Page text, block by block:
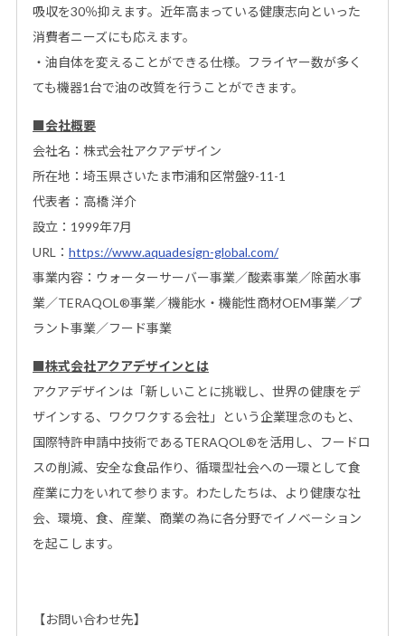
吸収を30％抑えます。近年高まっている健康志向といった
消費者ニーズにも応えます。
・油自体を変えることができる仕様。フライヤー数が多く
ても機器1台で油の改質を行うことができます。
■会社概要
会社名：株式会社アクアデザイン
所在地：埼玉県さいたま市浦和区常盤9-11-1
代表者：高橋 洋介
設立：1999年7月
URL： https://www.aquadesign-global.com/
事業内容：ウォーターサーバー事業／酸素事業／除菌水事
業／TERAQOL®事業／機能水・機能性商材OEM事業／プ
ラント事業／フード事業
■株式会社アクアデザインとは
アクアデザインは「新しいことに挑戦し、世界の健康をデ
ザインする、ワクワクする会社」という企業理念のもと、
国際特許申請中技術であるTERAQOL®を活用し、フードロ
スの削減、安全な食品作り、循環型社会への一環として食
産業に力をいれて参ります。わたしたちは、より健康な社
会、環境、食、産業、商業の為に各分野でイノベーション
を起こします。
【お問い合わせ先】